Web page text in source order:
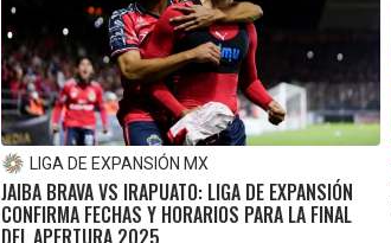
LIGA DE EXPANSIÓN MX
JAIBA BRAVA VS IRAPUATO: LIGA DE EXPANSIÓN
CONFIRMA FECHAS Y HORARIOS PARA LA FINAL
DEL APERTURA 2025